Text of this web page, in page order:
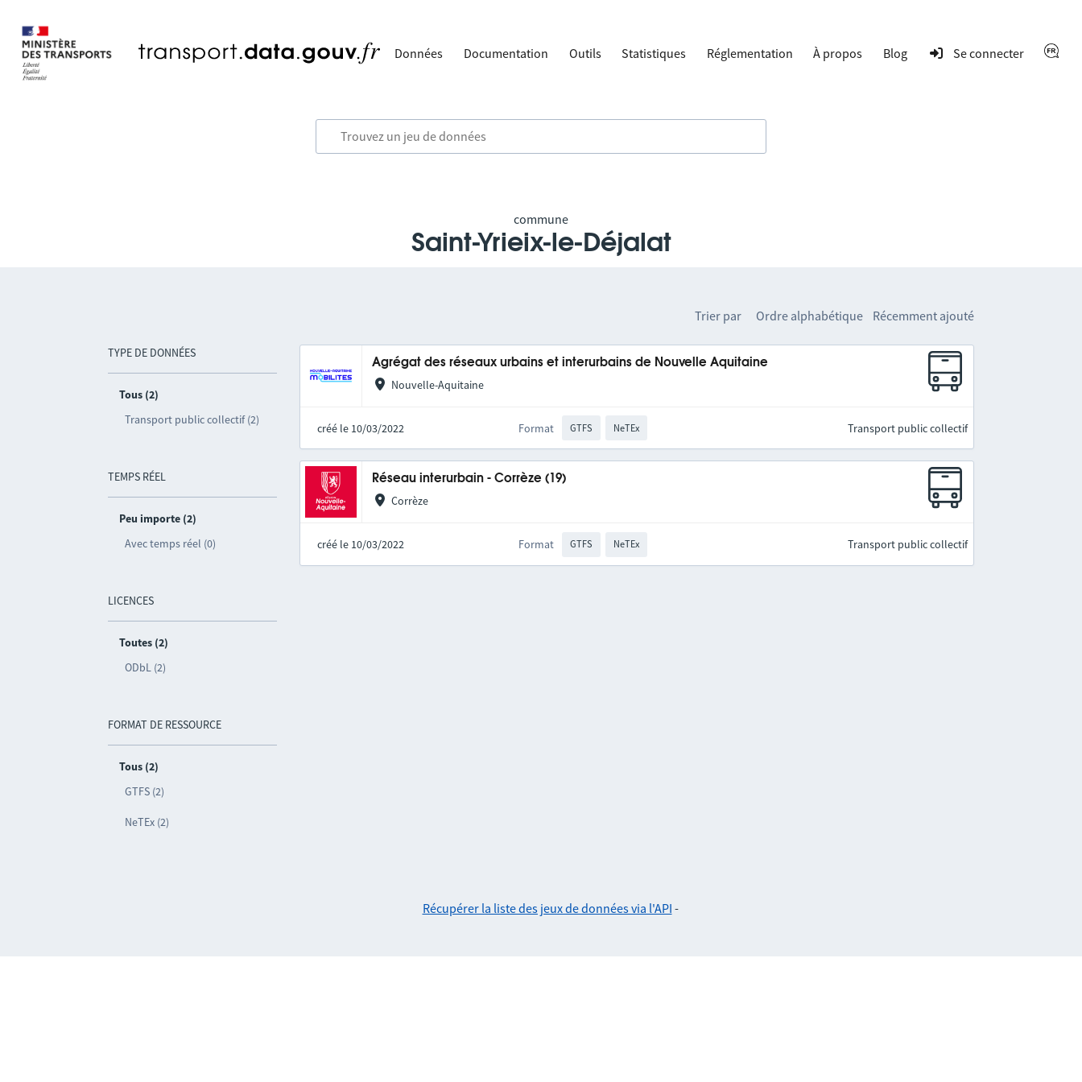
Données Documentation Outils Statistiques Réglementation À propos Blog Se connecter
commune
Saint-Yrieix-le-Déjalat
TYPE DE DONNÉES
Tous (2)
Transport public collectif (2)
TEMPS RÉEL
Peu importe (2)
Avec temps réel (0)
LICENCES
Toutes (2)
ODbL (2)
FORMAT DE RESSOURCE
Tous (2)
GTFS (2)
NeTEx (2)
Trier par Ordre alphabétique Récemment ajouté
Agrégat des réseaux urbains et interurbains de Nouvelle Aquitaine
Nouvelle-Aquitaine
créé le 10/03/2022 Format GTFS NeTEx Transport public collectif
Réseau interurbain - Corrèze (19)
Corrèze
créé le 10/03/2022 Format GTFS NeTEx Transport public collectif
Récupérer la liste des jeux de données via l'API -